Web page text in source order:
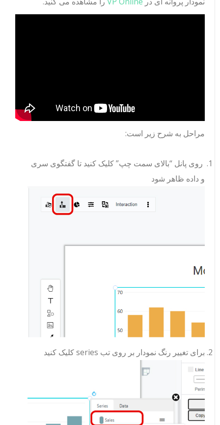
مراحل به شرح زیر است:
روی پانل “بالای سمت چپ” کلیک کنید تا گفتگوی سری
و داده ظاهر شود
برای تغییر رنگ نمودار بر روی تب series کلیک کنید